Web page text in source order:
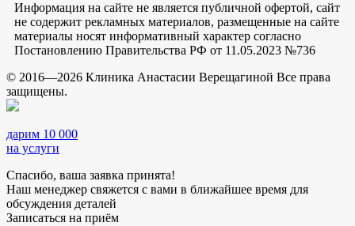
Информация на сайте не является публичной офертой, сайт
не содержит рекламных материалов, размещенные на сайте
материалы носят информативный характер согласно
Постановлению Правительства РФ от 11.05.2023 №736
© 2016—2026 Клиника Анастасии Верещагиной Все права
защищены.
дарим 10 000
на услуги
Спасибо, ваша заявка принята!
Наш менеджер свяжется с вами в ближайшее время для
обсуждения деталей
Записаться на приём